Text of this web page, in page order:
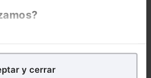
mejorar tu experienciaen
con fines publicitarios,
y cerrar